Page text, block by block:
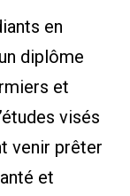
en
diplôme
et
visés
venir prêter
et